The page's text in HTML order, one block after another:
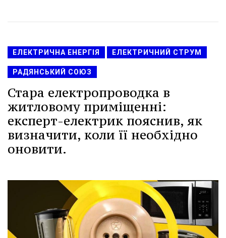
ЕЛЕКТРИЧНА ЕНЕРГІЯ ЕЛЕКТРИЧНИЙ СТРУМ
РАДЯНСЬКИЙ СОЮЗ
Стара електропроводка в
житловому приміщенні:
експерт-електрик пояснив, як
визначити, коли її необхідно
оновити.